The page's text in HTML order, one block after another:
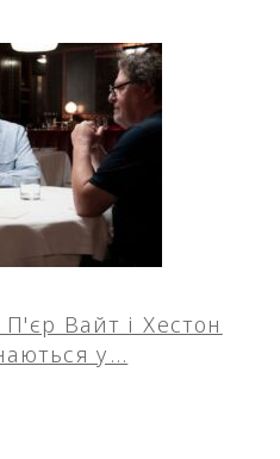
Вайт і Хестон
у…